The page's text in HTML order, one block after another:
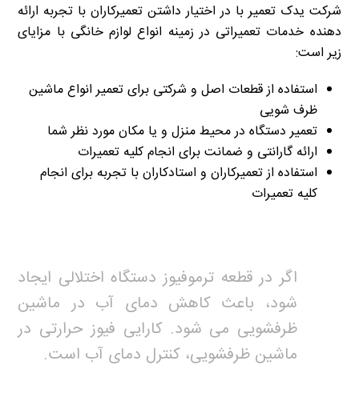
شرکت یدک تعمیر با در اختیار داشتن تعمیرکاران با تجربه ارائه
دهنده خدمات تعمیراتی در زمینه انواع لوازم خانگی با مزایای
زیر است:
استفاده از قطعات اصل و شرکتی برای تعمیر انواع ماشین
ظرف شویی
تعمیر دستگاه در محیط منزل و یا مکان مورد نظر شما
ارائه گارانتی و ضمانت برای انجام کلیه تعمیرات
استفاده از تعمیرکاران و استادکاران با تجربه برای انجام
کلیه تعمیرات
اگر در قطعه ترموفیوز دستگاه اختلالی ایجاد
شود، باعث کاهش دمای آب در ماشین
ظرفشویی می شود. کارایی فیوز حرارتی در
ماشین ظرفشویی، کنترل دمای آب است.